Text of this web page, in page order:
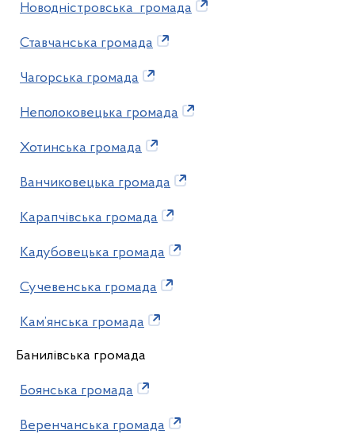
Новодністровська громада
Ставчанська громада
Чагорська громада
Неполоковецька громада
Хотинська громада
Ванчиковецька громада
Карапчівська громада
Кадубовецька громада
Сучевенська громада
Кам’янська громада
Банилівська громада
Боянська громада
Веренчанська громада